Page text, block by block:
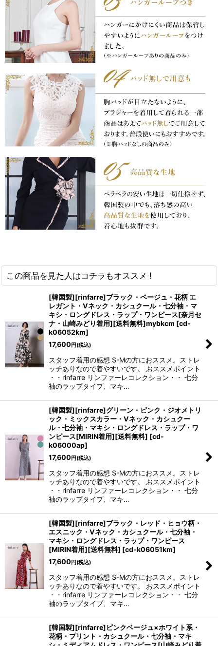
この商品を見た人はコチラもオススメ !
[韓国製][rinfarre]ブラック・ベージュ・花柄 エ
レガント・Vネック・カシュクール・七分袖・マ
キシ・ロングドレス・ラップ・ワンピース[奈月セ
ナ・山崎みどり着用][送料無料]mybkcm [cd-
k06052km]
17,600 円 (税込)
スタッフ着用の感想 S-Mの方におススメ。ストレ
ッチありなので着やすいです。 おススメポイント
・・rinfarre リンファーレコレクション・・ 七分
袖のラップタイプ、マキ…
[韓国製][rinfarre]グリーン・ピンク・ジオメトリ
ック・ミックスカラー・Vネック・カシュクー
ル・七分袖・マキシ・ロングドレス・ラップ・ワ
ンピース[MIRIN着用][送料無料] [cd-
k06000ap]
17,600 円 (税込)
スタッフ着用の感想 S-Mの方におススメ。ストレ
ッチありなので着やすいです。 おススメポイント
・・rinfarre リンファーレコレクション・・ 七分
袖のラップタイプ、マキ…
[韓国製][rinfarre]ブラック・レッド・ヒョウ柄・
エスニック・Vネック・カシュクール・七分袖・
マキシ・ロングドレス・ラップ・ワンピース
[MIRIN着用][送料無料] [cd-k06051km]
17,600 円 (税込)
スタッフ着用の感想 S-Mの方におススメ。ストレ
ッチありなので着やすいです。 おススメポイント
・・rinfarre リンファーレコレクション・・ 七分
袖のラップタイプ、マキ…
[韓国製][rinfarre]ピンクベージュ×ホワイト系・
花柄・プリント・カシュクール・七分袖・マキ